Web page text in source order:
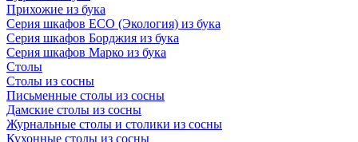
Прихожие из бука
Серия шкафов ECO (Экология) из бука
Серия шкафов Борджия из бука
Серия шкафов Марко из бука
Столы
Столы из сосны
Письменные столы из сосны
Дамские столы из сосны
Журнальные столы и столики из сосны
Кухонные столы из сосны